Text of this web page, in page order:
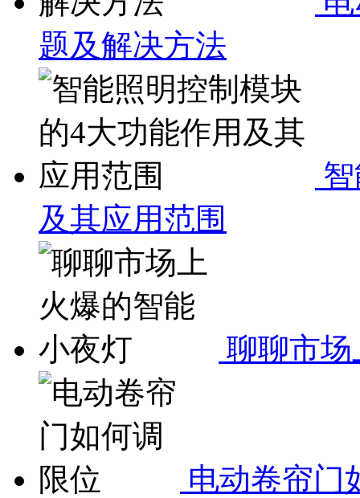
题及解决方法
及其应用范围
聊聊市
电动卷帘门